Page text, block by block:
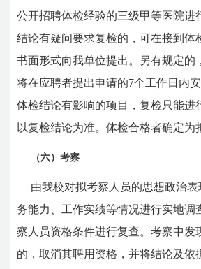
公开招聘体检经验的三级甲等医院进
结论有疑问要求复检的，可在接到体
书面形式向我单位提出。另有规定的
将在应聘者提出申请的7个工作日内
体检结论有影响的项目，复检只能进
以复检结论为准。体检合格者确定为
（六）考察
由我校对拟考察人员的思想政治
务能力、工作实绩等情况进行实地调
察人员资格条件进行复查。考察中发
的，取消其聘用资格，并将结论及依